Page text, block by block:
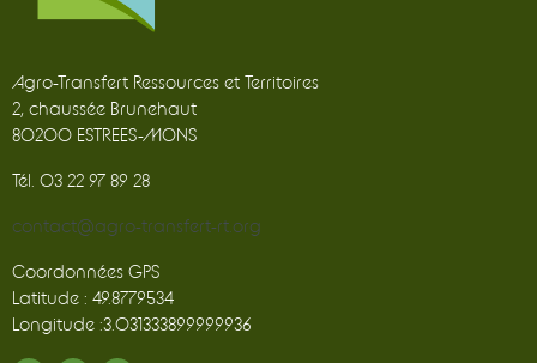
Agro-Transfert Ressources et Territoires
2, chaussée Brunehaut
80200 ESTREES-MONS
Tél. 03 22 97 89 28
contact@agro-transfert-rt.org
Coordonnées GPS
Latitude : 49.8779534
Longitude :3.031333899999936